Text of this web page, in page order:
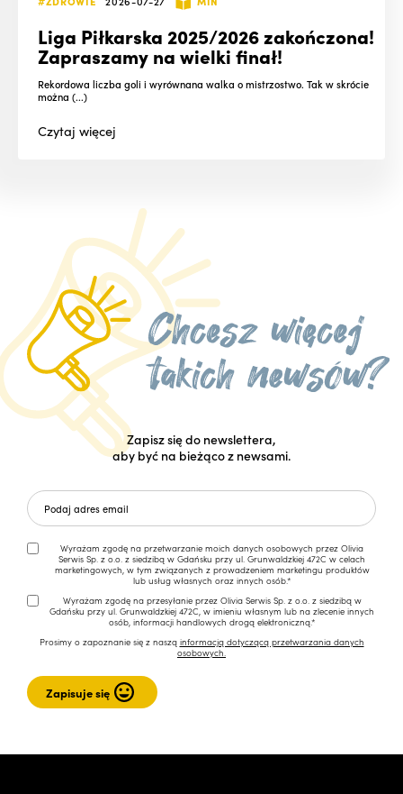
Liga Piłkarska 2025/2026 zakończona!
Zapraszamy na wielki finał!
Rekordowa liczba goli i wyrównana walka o mistrzostwo. Tak w skrócie
można (...)
Czytajwięcej
Zapisz się do newslettera,
aby być na bieżąco z newsami.
Wyrażam zgodę na przetwarzanie moich danych osobowych przez Olivia
Serwis Sp. z o.o. z siedzibą w Gdańsku przy ul. Grunwaldzkiej 472C w celach
marketingowych, w tym związanych z prowadzeniem marketingu produktów
lub usług własnych oraz innych osób.*
Wyrażam zgodę na przesyłanie przez Olivia Serwis Sp. z o.o. z siedzibą w
Gdańsku przy ul. Grunwaldzkiej 472C, w imieniu własnym lub na zlecenie innych
osób, informacji handlowych drogą elektroniczną.*
Prosimy o zapoznanie się z naszą informacją dotyczącą przetwarzania danych
osobowych.